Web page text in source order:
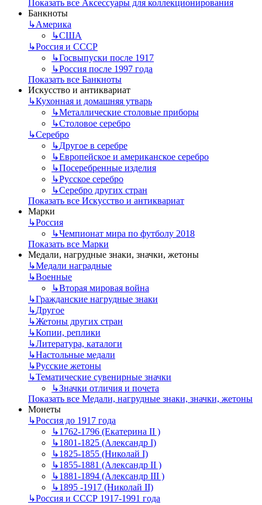
Показать все Аксессуары для коллекционирования
Банкноты
↳Америка
↳США
↳Россия и СССР
↳Госвыпуски после 1917
↳Россия после 1997 года
Показать все Банкноты
Искусство и антиквариат
↳Кухонная и домашняя утварь
↳Металлические столовые приборы
↳Столовое серебро
↳Серебро
↳Другое в серебре
↳Европейское и американское серебро
↳Посеребренные изделия
↳Русское серебро
↳Серебро других стран
Показать все Искусство и антиквариат
Марки
↳Россия
↳Чемпионат мира по футболу 2018
Показать все Марки
Медали, нагрудные знаки, значки, жетоны
↳Mедали наградные
↳Военные
↳Вторая мировая война
↳Гражданские нагрудные знаки
↳Другое
↳Жетоны других стран
↳Копии, реплики
↳Литература, каталоги
↳Настольные медали
↳Русские жетоны
↳Тематические сувенирные значки
↳Значки отличия и почета
Показать все Медали, нагрудные знаки, значки, жетоны
Монеты
↳Россия до 1917 года
↳1762-1796 (Екатерина II )
↳1801-1825 (Александр I)
↳1825-1855 (Николай I)
↳1855-1881 (Александр II )
↳1881-1894 (Александр III )
↳1895 -1917 (Николай II)
↳Россия и СССР 1917-1991 года